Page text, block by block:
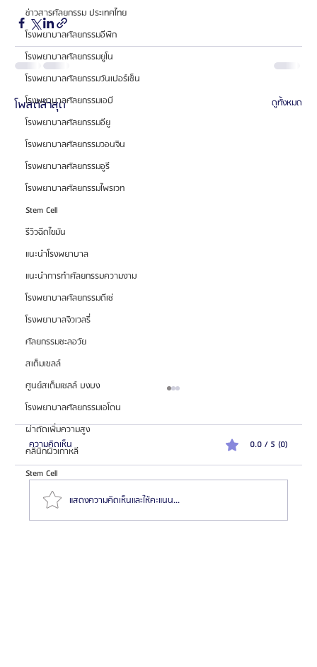
ข่าวสารศัลยกรรม ประเทศไทย
โรงพยาบาลศัลยกรรมอีพิก
โรงพยาบาลศัลยกรรมยูโน
โรงพยาบาลศัลยกรรมวันเปอร์เซ็น
โรงพยาบาลศัลยกรรมเอบี
โรงพยาบาลศัลยกรรมอียู
โรงพยาบาลศัลยกรรมวอนจิน
โรงพยาบาลศัลยกรรมอูรี
โรงพยาบาลศัลยกรรมไพรเวท
Stem Cell
รีวิวฉีดไขมัน
แนะนำโรงพยาบาล
แนะนำการทำศัลยกรรมความงาม
โรงพยาบาลศัลยกรรมดีเซ่
โรงพยาบาลจิวเวลรี่
ศัลยกรรมชะลอวัย
สเต็มเซลล์
ศูนย์สเต็มเซลล์ บงบง
โรงพยาบาลศัลยกรรมเอโตน
ผ่าตัดเพิ่มความสูง
คลินิกผิวเกาหลี
Stem Cell
โพสต์ล่าสุด ดูทั้งหมด
ความคิดเห็น 0.0 / 5 (0)
แสดงความคิดเห็นและให้คะแนน...